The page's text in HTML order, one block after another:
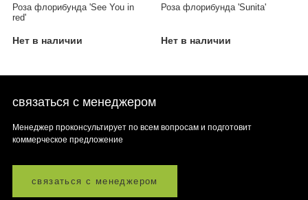
Роза флорибунда 'See You in
red'
Нет в наличии
Роза флорибунда 'Sunita'
Нет в наличии
связаться с менеджером
Менеджер проконсультирует по всем вопросам и подготовит
коммерческое предложение
связаться с менеджером